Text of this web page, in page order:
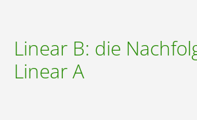
Linear B: die
Linear A